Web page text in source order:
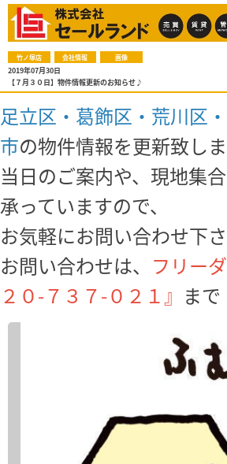
竹ノ塚店 会社情報 画像
2019年07月30日
【７月３０日】物件情報更新のお知らせ♪
足立区・葛飾区・荒川区
市の物件情報を更新致し
当日のご案内や、現地集
承っていますので、
お気軽にお問い合わせ下さ
お問い合わせは、 フリー
２０-７３７-０２１』 まで